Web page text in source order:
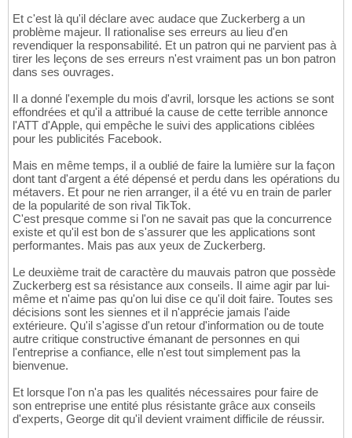
Et c'est là qu'il déclare avec audace que Zuckerberg a un
problème majeur. Il rationalise ses erreurs au lieu d'en
revendiquer la responsabilité. Et un patron qui ne parvient pas à
tirer les leçons de ses erreurs n'est vraiment pas un bon patron
dans ses ouvrages.
Il a donné l'exemple du mois d'avril, lorsque les actions se sont
effondrées et qu'il a attribué la cause de cette terrible annonce
l'ATT d'Apple, qui empêche le suivi des applications ciblées
pour les publicités Facebook.
Mais en même temps, il a oublié de faire la lumière sur la façon
dont tant d'argent a été dépensé et perdu dans les opérations du
métavers. Et pour ne rien arranger, il a été vu en train de parler
de la popularité de son rival TikTok.
C'est presque comme si l'on ne savait pas que la concurrence
existe et qu'il est bon de s'assurer que les applications sont
performantes. Mais pas aux yeux de Zuckerberg.
Le deuxième trait de caractère du mauvais patron que possède
Zuckerberg est sa résistance aux conseils. Il aime agir par lui-
même et n'aime pas qu'on lui dise ce qu'il doit faire. Toutes ses
décisions sont les siennes et il n'apprécie jamais l'aide
extérieure. Qu'il s'agisse d'un retour d'information ou de toute
autre critique constructive émanant de personnes en qui
l'entreprise a confiance, elle n'est tout simplement pas la
bienvenue.
Et lorsque l'on n'a pas les qualités nécessaires pour faire de
son entreprise une entité plus résistante grâce aux conseils
d'experts, George dit qu'il devient vraiment difficile de réussir.